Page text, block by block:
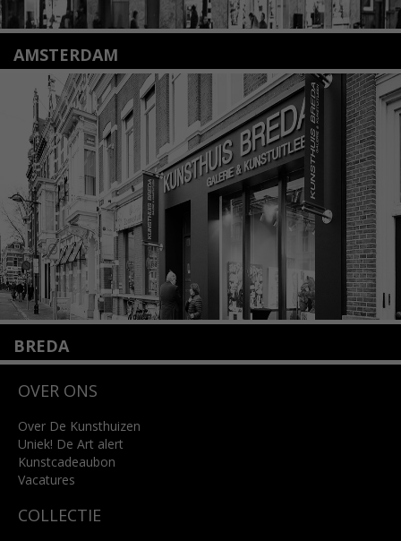
AMSTERDAM
Amstelveenseweg 135
1075 VX Amsterdam
+31 (0)20 2332546
info@kunsthuisamsterdam.nl
Lees meer
BREDA
4818 SB Breda
info@kunsthuisbreda.nl
Lees meer
OVER ONS
Over De Kunsthuizen
Uniek! De Art alert
Kunstcadeaubon
Vacatures
COLLECTIE